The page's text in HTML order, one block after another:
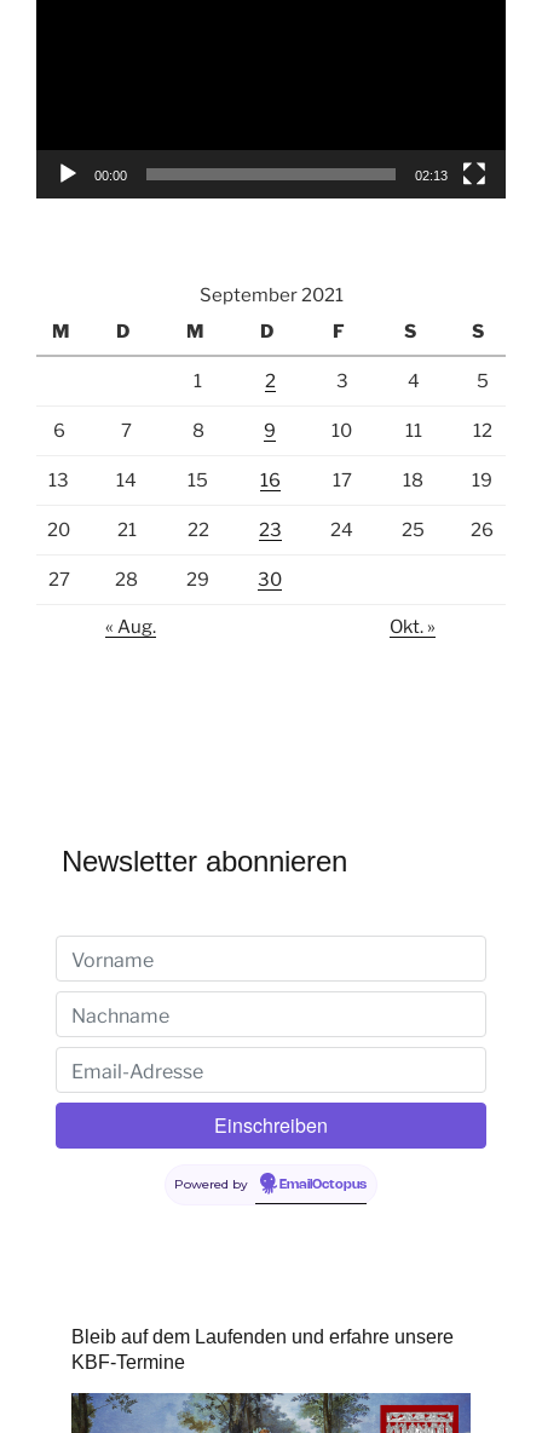
00:00 02:13
September 2021
M
D M D F S S
1 2 3 4 5
6 7 8 9 10 11 12
13 14 15 16 17 18 19
20 21 22 23 24 25 26
27 28 29 30
« Aug. Okt. »
Newsletter abonnieren
Powered by EmailOctopus
Bleib auf dem Laufenden und erfahre unsere
KBF-Termine